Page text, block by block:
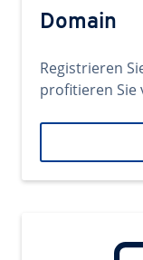
Domain
Registrieren
profitieren Sie